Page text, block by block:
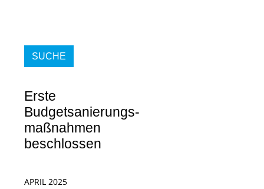
SUCHE
Erste
Budgetsanierungs­
maßnahmen
beschlossen
APRIL 2025